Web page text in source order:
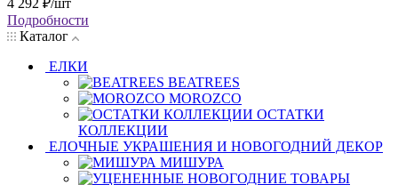
Подробности
Каталог
ЕЛКИ
BEATREES
MOROZCO
ОСТАТКИ
КОЛЛЕКЦИИ
ЕЛОЧНЫЕ УКРАШЕНИЯ И НОВОГОДНИЙ ДЕКОР
МИШУРА